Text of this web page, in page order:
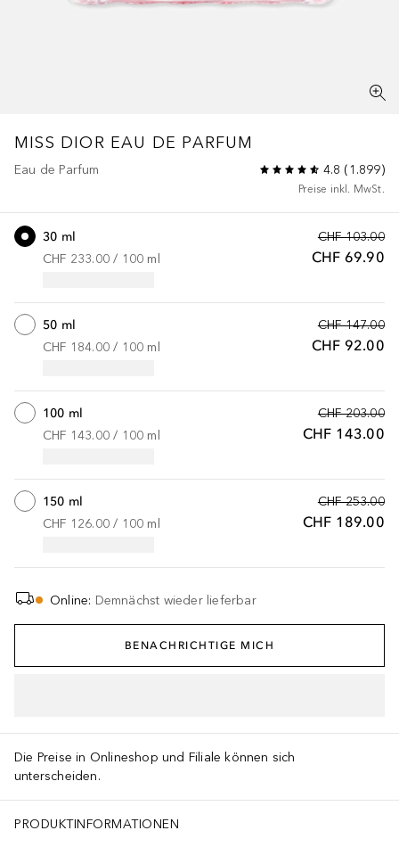
MISS DIOR EAU DE PARFUM
Eau de Parfum 4.8 ( 1.899)
Preise inkl. MwSt.
CHF 103.00
CHF 69.90
30 ml
CHF 233.00 / 100 ml
CHF 147.00
CHF 92.00
50 ml
CHF 184.00 / 100 ml
CHF 203.00
CHF 143.00
100 ml
CHF 143.00 / 100 ml
CHF 253.00
CHF 189.00
150 ml
CHF 126.00 / 100 ml
Online: Demnächst wieder lieferbar
BENACHRICHTIGE MICH
Die Preise in Onlineshop und Filiale können sich
unterscheiden.
PRODUKTINFORMATIONEN